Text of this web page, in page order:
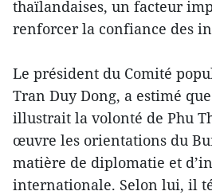
thaïlandaises, un facteur
renforcer la confiance des
Le président du Comité
Tran Duy Dong, a estimé
illustrait la volonté de Phu
œuvre les orientations du
matière de diplomatie et
internationale. Selon lui, il